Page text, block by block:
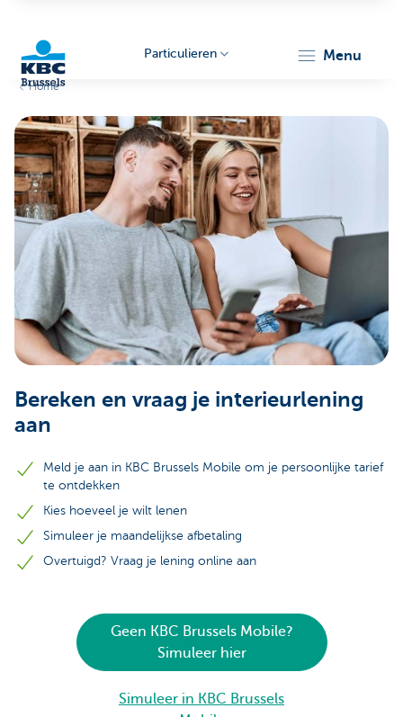
Brussels
Particulieren menu
Home
Bereken en vraag je interieurlening
aan
Meld je aan in KBC Brussels Mobile om je persoonlijke tarief
te ontdekken
Kies hoeveel je wilt lenen
Simuleer je maandelijkse afbetaling
Overtuigd? Vraag je lening online aan
Geen KBC Brussels Mobile?
Simuleer hier
Simuleer in KBC Brussels